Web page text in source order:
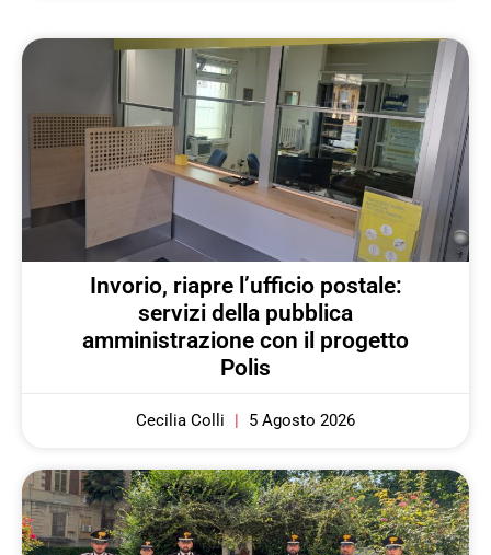
Invorio, riapre l’ufficio postale:
servizi della pubblica
amministrazione con il progetto
Polis
Cecilia Colli 5 Agosto 2026